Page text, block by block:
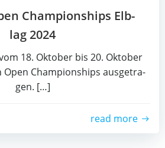
Cham­pi­on­ships Elb­
lag 2024
18. Okto­ber bis 20. Okto­ber
Open Cham­pi­on­ships aus­ge­tra­
gen. […]
read more